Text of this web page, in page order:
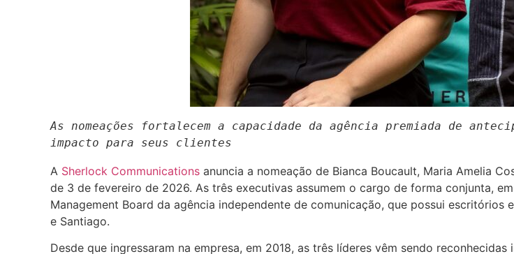
As nomeações fortalecem a capacidade da agência premiada de
impacto para seus clientes
A Sherlock Communications anuncia a nomeação de Bianca Boucault, Maria Amelia
de 3 de fevereiro de 2026. As três executivas assumem o cargo de forma conjunta,
Management Board da agência independente de comunicação, que possui escritórios
e Santiago.
Desde que ingressaram na empresa, em 2018, as três líderes vêm sendo